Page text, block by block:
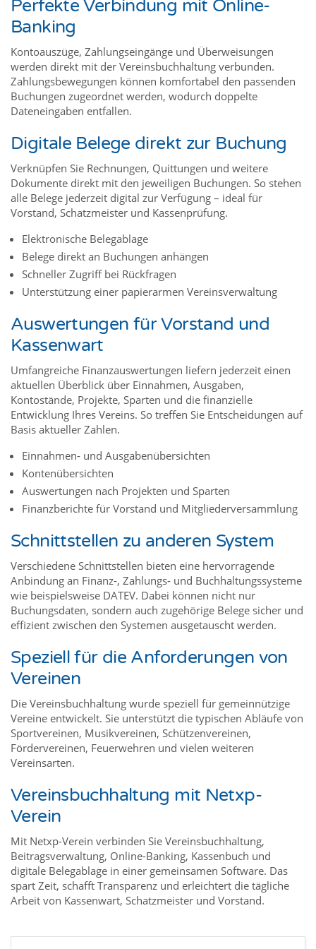
Perfekte Verbindung mit Online-
Banking
Kontoauszüge, Zahlungseingänge und Überweisungen
werden direkt mit der Vereinsbuchhaltung verbunden.
Zahlungsbewegungen können komfortabel den passenden
Buchungen zugeordnet werden, wodurch doppelte
Dateneingaben entfallen.
Digitale Belege direkt zur Buchung
Verknüpfen Sie Rechnungen, Quittungen und weitere
Dokumente direkt mit den jeweiligen Buchungen. So stehen
alle Belege jederzeit digital zur Verfügung – ideal für
Vorstand, Schatzmeister und Kassenprüfung.
Elektronische Belegablage
Belege direkt an Buchungen anhängen
Schneller Zugriff bei Rückfragen
Unterstützung einer papierarmen Vereinsverwaltung
Auswertungen für Vorstand und
Kassenwart
Umfangreiche Finanzauswertungen liefern jederzeit einen
aktuellen Überblick über Einnahmen, Ausgaben,
Kontostände, Projekte, Sparten und die finanzielle
Entwicklung Ihres Vereins. So treffen Sie Entscheidungen auf
Basis aktueller Zahlen.
Einnahmen- und Ausgabenübersichten
Kontenübersichten
Auswertungen nach Projekten und Sparten
Finanzberichte für Vorstand und Mitgliederversammlung
Schnittstellen zu anderen System
Verschiedene Schnittstellen bieten eine hervorragende
Anbindung an Finanz-, Zahlungs- und Buchhaltungssysteme
wie beispielsweise DATEV. Dabei können nicht nur
Buchungsdaten, sondern auch zugehörige Belege sicher und
effizient zwischen den Systemen ausgetauscht werden.
Speziell für die Anforderungen von
Vereinen
Die Vereinsbuchhaltung wurde speziell für gemeinnützige
Vereine entwickelt. Sie unterstützt die typischen Abläufe von
Sportvereinen, Musikvereinen, Schützenvereinen,
Fördervereinen, Feuerwehren und vielen weiteren
Vereinsarten.
Vereinsbuchhaltung mit Netxp-
Verein
Mit Netxp-Verein verbinden Sie Vereinsbuchhaltung,
Beitragsverwaltung, Online-Banking, Kassenbuch und
digitale Belegablage in einer gemeinsamen Software. Das
spart Zeit, schafft Transparenz und erleichtert die tägliche
Arbeit von Kassenwart, Schatzmeister und Vorstand.